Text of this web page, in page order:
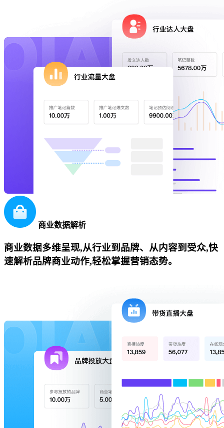
商业数据解析
商业数据多维呈现,从行业到品牌、从内容到受众,快
速解析品牌商业动作,轻松掌握营销态势。